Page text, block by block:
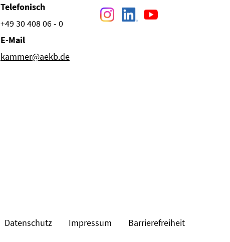
Telefonisch
+49 30 408 06 - 0
E-Mail
kammer@aekb.de
Datenschutz Impressum Barrierefreiheit